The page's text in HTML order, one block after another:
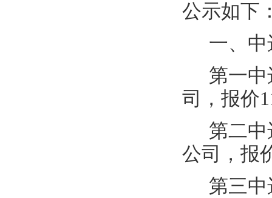
公示如下
一、中
第一中
司，报价
第二中
公司
，报
第三中